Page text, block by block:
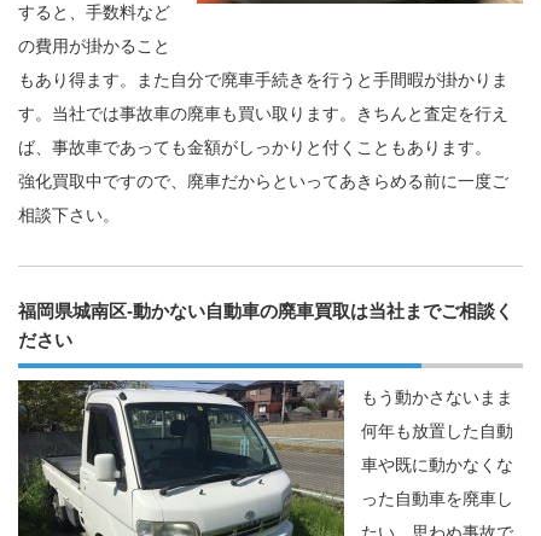
すると、手数料など
の費用が掛かること
もあり得ます。また自分で廃車手続きを行うと手間暇が掛かりま
す。当社では事故車の廃車も買い取ります。きちんと査定を行え
ば、事故車であっても金額がしっかりと付くこともあります。
強化買取中ですので、廃車だからといってあきらめる前に一度ご
相談下さい。
福岡県城南区-動かない自動車の廃車買取は当社までご相談く
ださい
もう動かさないまま
何年も放置した自動
車や既に動かなくな
った自動車を廃車し